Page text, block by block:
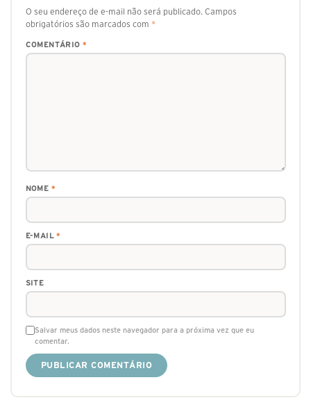
O seu endereço de e-mail não será publicado. Campos
obrigatórios são marcados com *
COMENTÁRIO *
NOME *
E-MAIL*
SITE
Salvar meus dados neste navegador para a próxima vez que eu
comentar.